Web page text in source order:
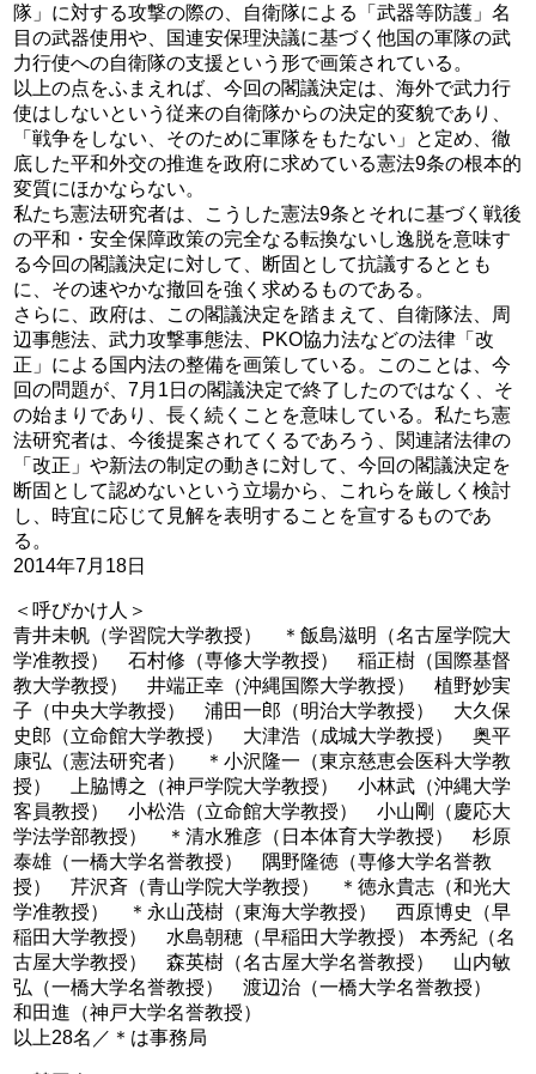
隊」に対する攻撃の際の、自衛隊による「武器等防護」名
目の武器使用や、国連安保理決議に基づく他国の軍隊の武
力行使への自衛隊の支援という形で画策されている。
以上の点をふまえれば、今回の閣議決定は、海外で武力行
使はしないという従来の自衛隊からの決定的変貌であり、
「戦争をしない、そのために軍隊をもたない」と定め、徹
底した平和外交の推進を政府に求めている憲法9条の根本的
変質にほかならない。
私たち憲法研究者は、こうした憲法9条とそれに基づく戦後
の平和・安全保障政策の完全なる転換ないし逸脱を意味す
る今回の閣議決定に対して、断固として抗議するととも
に、その速やかな撤回を強く求めるものである。
さらに、政府は、この閣議決定を踏まえて、自衛隊法、周
辺事態法、武力攻撃事態法、PKO協力法などの法律「改
正」による国内法の整備を画策している。このことは、今
回の問題が、7月1日の閣議決定で終了したのではなく、そ
の始まりであり、長く続くことを意味している。私たち憲
法研究者は、今後提案されてくるであろう、関連諸法律の
「改正」や新法の制定の動きに対して、今回の閣議決定を
断固として認めないという立場から、これらを厳しく検討
し、時宜に応じて見解を表明することを宣するものであ
る。
2014年7月18日
＜呼びかけ人＞
青井未帆（学習院大学教授） ＊飯島滋明（名古屋学院大
学准教授） 石村修（専修大学教授） 稲正樹（国際基督
教大学教授） 井端正幸（沖縄国際大学教授） 植野妙実
子（中央大学教授） 浦田一郎（明治大学教授） 大久保
史郎（立命館大学教授） 大津浩（成城大学教授） 奥平
康弘（憲法研究者） ＊小沢隆一（東京慈恵会医科大学教
授） 上脇博之（神戸学院大学教授） 小林武（沖縄大学
客員教授） 小松浩（立命館大学教授） 小山剛（慶応大
学法学部教授） ＊清水雅彦（日本体育大学教授） 杉原
泰雄（一橋大学名誉教授） 隅野隆徳（専修大学名誉教
授） 芹沢斉（青山学院大学教授） ＊徳永貴志（和光大
学准教授） ＊永山茂樹（東海大学教授） 西原博史（早
稲田大学教授） 水島朝穂（早稲田大学教授） 本秀紀（名
古屋大学教授） 森英樹（名古屋大学名誉教授） 山内敏
弘（一橋大学名誉教授） 渡辺治（一橋大学名誉教授）
和田進（神戸大学名誉教授）
以上28名／＊は事務局